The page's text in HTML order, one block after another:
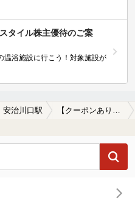
タイル株主優待のご案
温浴施設に行こう！対象施設が
安治川口駅 【クーポンあり】ホテルで楽しめる安治川口駅近くの温泉、日帰り温泉、スーパー銭湯おすすめ